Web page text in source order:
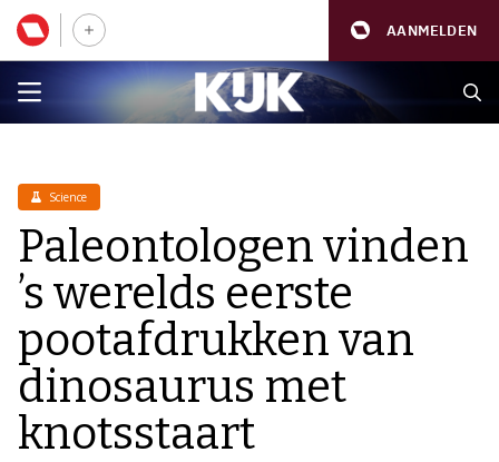
AANMELDEN
Science
Paleontologen vinden
’s werelds eerste
pootafdrukken van
dinosaurus met
knotsstaart